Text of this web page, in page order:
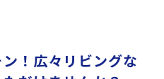
！広々リビングな